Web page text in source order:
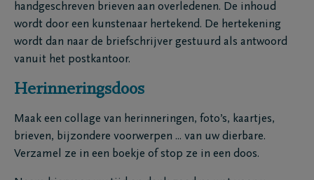
handgeschreven brieven aan overledenen. De inhoud
wordt door een kunstenaar hertekend. De hertekening
wordt dan naar de briefschrijver gestuurd als antwoord
vanuit het postkantoor.
Herinneringsdoos
Maak een collage van herinneringen, foto’s, kaartjes,
brieven, bijzondere voorwerpen ... van uw dierbare.
Verzamel ze in een boekje of stop ze in een doos.